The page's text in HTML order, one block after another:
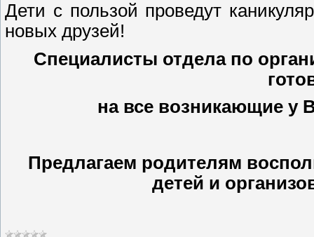
Дети с пользой проведут
новых друзей!
Специалисты отдела по
на все возникающие у
Предлагаем родителям
детей и